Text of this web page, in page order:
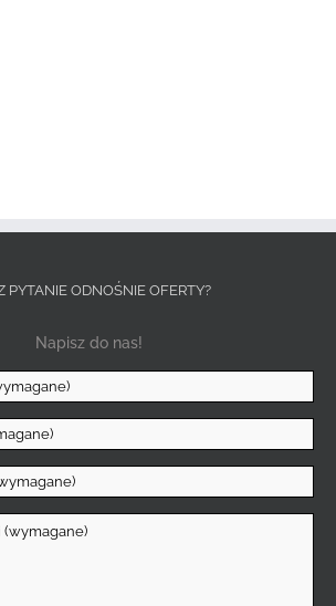
PYTANIE ODNOŚNIE OFERTY?
Napisz do nas!